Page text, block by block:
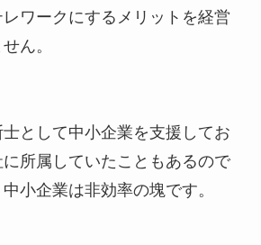
ワークにするメリットを経営
ん。
として中小企業を支援してお
所属していたこともあるので
小企業は非効率の塊です。